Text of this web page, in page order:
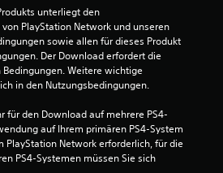
2
v
n
5
unterliegt den
PlayStation Network und unseren
sowie allen für dieses Produkt
Der Download erfordert die
Weitere wichtige
in den Nutzungsbedingungen.
für den Download auf mehrere PS4-
auf Ihrem primären PS4-System
PlayStation Network erforderlich, für die
PS4-Systemen müssen Sie sich